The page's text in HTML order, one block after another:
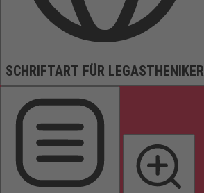
SCHRIFTART FÜR LEGASTHENIKER